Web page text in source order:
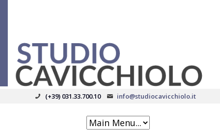
(+39) 031.33.700.10 info@studiocavicchiolo.it